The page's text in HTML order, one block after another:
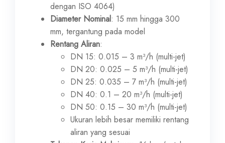
dengan ISO 4064)
Diameter Nominal: 15 mm hingga 300
mm, tergantung pada model
Rentang Aliran:
DN 15: 0.015 – 3 m³/h (multi-jet)
DN 20: 0.025 – 5 m³/h (multi-jet)
DN 25: 0.035 – 7 m³/h (multi-jet)
DN 40: 0.1 – 20 m³/h (multi-jet)
DN 50: 0.15 – 30 m³/h (multi-jet)
Ukuran lebih besar memiliki rentang
aliran yang sesuai